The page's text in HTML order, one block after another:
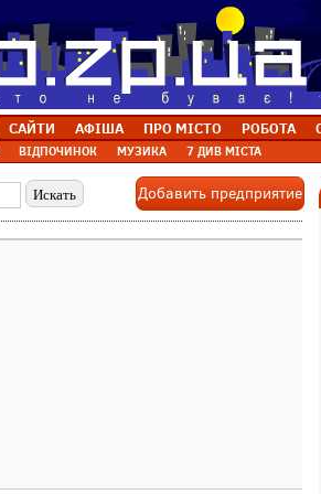
САЙТИ АФІША ПРО МІСТО РОБОТА
ВІДПОЧИНОК МУЗИКА 7 ДИВ МІСТА
Добавить предприятие